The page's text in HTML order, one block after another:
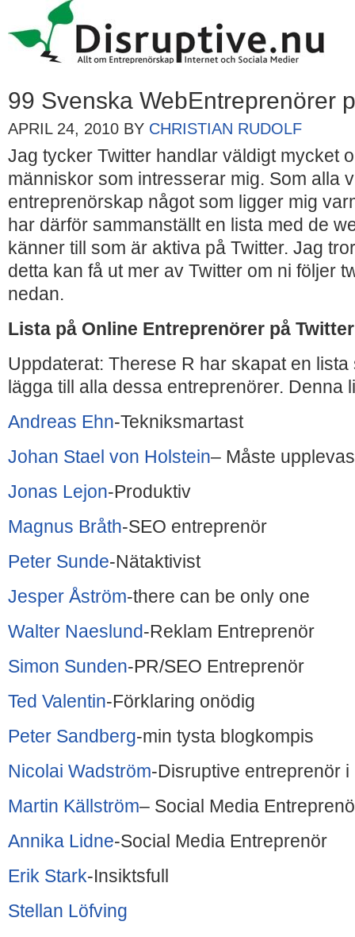
99 Svenska WebEntreprenörer
APRIL 24, 2010 BY CHRISTIAN RUDOLF
Jag tycker Twitter handlar väldigt mycket
människor som intresserar mig. Som alla
entreprenörskap något som ligger mig
har därför sammanställt en lista med de
känner till som är aktiva på Twitter. Jag
detta kan få ut mer av Twitter om ni följer
nedan.
Lista på Online Entreprenörer på Twitter
Uppdaterat: Therese R har skapat en
lägga till alla dessa entreprenörer. Denna
Andreas Ehn-Tekniksmartast
Johan Stael von Holstein– Måste upplevas
Jonas Lejon-Produktiv
Magnus Bråth-SEO entreprenör
Peter Sunde-Nätaktivist
Jesper Åström-there can be only one
Walter Naeslund-Reklam Entreprenör
Simon Sunden-PR/SEO Entreprenör
Ted Valentin-Förklaring onödig
Peter Sandberg-min tysta blogkompis
Nicolai Wadström-Disruptive entreprenör i
Martin Källström– Social Media
Annika Lidne-Social Media Entreprenör
Erik Stark-Insiktsfull
Stellan Löfving